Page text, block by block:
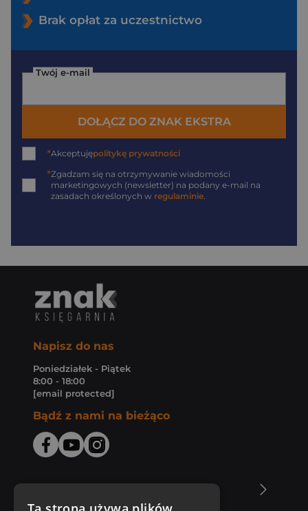
Brak opłat za uczestnictwo
Twój e-mail
DOŁĄCZ DO ZNAK EKSTRA
*Akceptujępolitykę prywatności
*Zgadzam się na otrzymywanie wiadomości
marketingowych (newsletter) na podany e-mail na
zasadach określonych w regulaminie.
Napisz do nas
Poniedziałek - Piątek
8:00 - 18:00
[email protected]
Bądź z nami na bieżąco